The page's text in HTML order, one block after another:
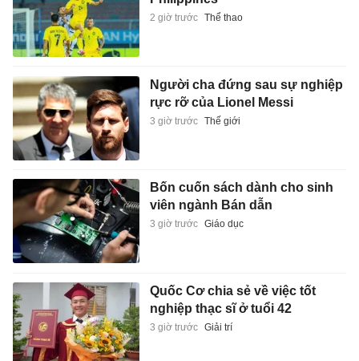
2 giờ trước Thể thao
Người cha đứng sau sự nghiệp
rực rỡ của Lionel Messi
3 giờ trước Thế giới
Bốn cuốn sách dành cho sinh
viên ngành Bán dẫn
3 giờ trước Giáo dục
Quốc Cơ chia sẻ về việc tốt
nghiệp thạc sĩ ở tuổi 42
3 giờ trước Giải trí